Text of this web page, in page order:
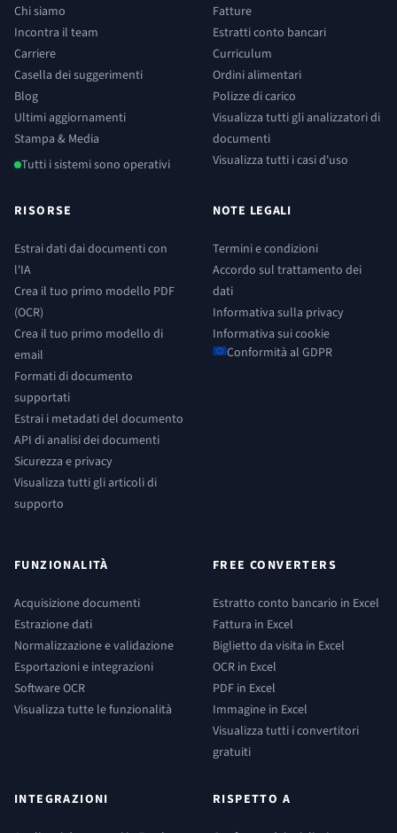
Chi siamo
Incontra il team
Carriere
Casella dei suggerimenti
Blog
Ultimi aggiornamenti
Stampa & Media
Tutti i sistemi sono operativi
Fatture
Estratti conto bancari
Curriculum
Ordini alimentari
Polizze di carico
Visualizza tutti gli analizzatori di
documenti
Visualizza tutti i casi d'uso
RISORSE
Estrai dati dai documenti con
l'IA
Crea il tuo primo modello PDF
(OCR)
Crea il tuo primo modello di
email
Formati di documento
supportati
Estrai i metadati del documento
API di analisi dei documenti
Sicurezza e privacy
Visualizza tutti gli articoli di
supporto
NOTE LEGALI
Termini e condizioni
Accordo sul trattamento dei
dati
Informativa sulla privacy
Informativa sui cookie
Conformità al GDPR
FUNZIONALITÀ
Acquisizione documenti
Estrazione dati
Normalizzazione e validazione
Esportazioni e integrazioni
Software OCR
Visualizza tutte le funzionalità
FREE CONVERTERS
Estratto conto bancario in Excel
Fattura in Excel
Biglietto da visita in Excel
OCR in Excel
PDF in Excel
Immagine in Excel
Visualizza tutti i convertitori
gratuiti
INTEGRAZIONI RISPETTO A